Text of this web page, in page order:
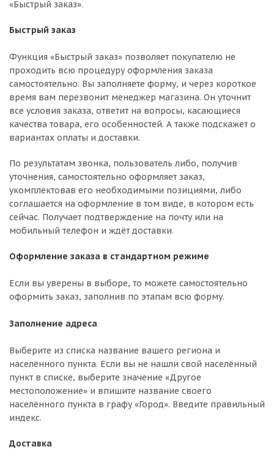
«Быстрый заказ».
Быстрый заказ
Функция «Быстрый заказ» позволяет покупателю не
проходить всю процедуру оформления заказа
самостоятельно. Вы заполняете форму, и через короткое
время вам перезвонит менеджер магазина. Он уточнит
все условия заказа, ответит на вопросы, касающиеся
качества товара, его особенностей. А также подскажет о
вариантах оплаты и доставки.
По результатам звонка, пользователь либо, получив
уточнения, самостоятельно оформляет заказ,
укомплектовав его необходимыми позициями, либо
соглашается на оформление в том виде, в котором есть
сейчас. Получает подтверждение на почту или на
мобильный телефон и ждёт доставки.
Оформление заказа в стандартном режиме
Если вы уверены в выборе, то можете самостоятельно
оформить заказ, заполнив по этапам всю форму.
Заполнение адреса
Выберите из списка название вашего региона и
населённого пункта. Если вы не нашли свой населённый
пункт в списке, выберите значение «Другое
местоположение» и впишите название своего
населённого пункта в графу «Город». Введите правильный
индекс.
Доставка